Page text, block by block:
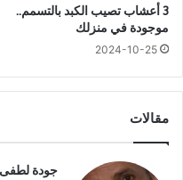
د
م
ر
ت
ي
م
3 أعشاب تصيب الكبد بالتسمم..
موجودة في منزلك
2024-10-25
مقالات
جودة لطفى